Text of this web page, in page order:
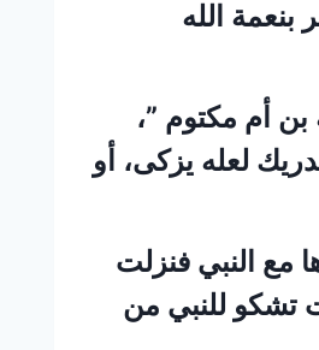
الله
أم مكتوم ”،
لعله يزكى، أو
مع النبي فنزلت
تشكو للنبي من